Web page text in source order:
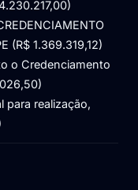
(R$ 1.369.319,12)
o Credenciamento
para realização,